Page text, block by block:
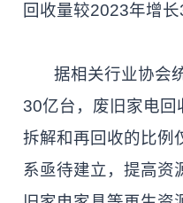
回收量较2023年增长
据相关行业协会统
30亿台，废旧家电回
拆解和再回收的比例
系亟待建立，提高资